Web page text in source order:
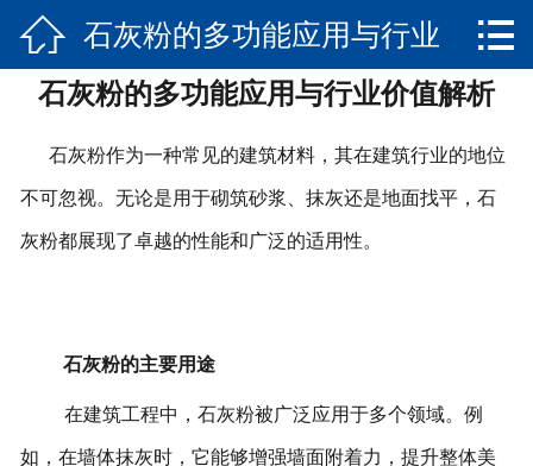
 网站首页
产品展示
新闻资讯
关于我们
联系我们
 石灰粉的多功能应用与行业
价值解析

石灰粉的多功能应用与行业价值解析
石灰粉作为一种常见的建筑材料，其在建筑行业的地位
不可忽视。无论是用于砌筑砂浆、抹灰还是地面找平，石
灰粉都展现了卓越的性能和广泛的适用性。
石灰粉的主要用途
在建筑工程中，石灰粉被广泛应用于多个领域。例
如，在墙体抹灰时，它能够增强墙面附着力，提升整体美